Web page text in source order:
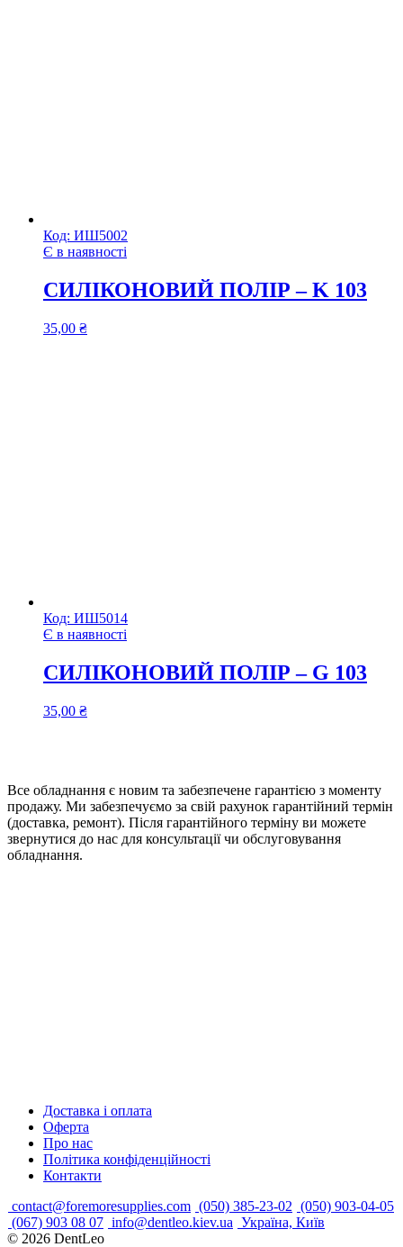
Код: ИШ5002
Є в наявності
СИЛІКОНОВИЙ ПОЛІР – K 103
35,00 ₴
Код: ИШ5014
Є в наявності
СИЛІКОНОВИЙ ПОЛІР – G 103
35,00 ₴
Все обладнання є новим та забезпечене гарантією з моменту
продажу. Ми забезпечуємо за свій рахунок гарантійний термін
(доставка, ремонт). Після гарантійного терміну ви можете
звернутися до нас для консультації чи обслуговування
обладнання.
Доставка і оплата
Оферта
Про нас
Політика конфіденційності
Контакти
contact@foremoresupplies.com (050) 385-23-02 (050) 903-04-05
(067) 903 08 07 info@dentleo.kiev.ua Україна, Київ
© 2026 DentLeo